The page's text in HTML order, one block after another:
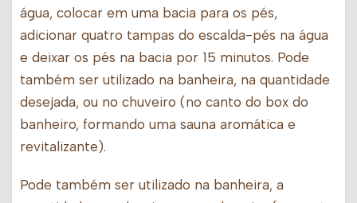
água, colocar em uma bacia para os pés,
adicionar quatro tampas do escalda-pés na água
e deixar os pés na bacia por 15 minutos. Pode
também ser utilizado na banheira, na quantidade
desejada, ou no chuveiro (no canto do box do
banheiro, formando uma sauna aromática e
revitalizante).
Pode também ser utilizado na banheira, a